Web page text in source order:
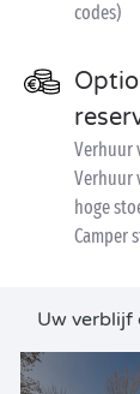
codes)
Verhuur
Verhuur
hoge
Camper
Uw verblijf